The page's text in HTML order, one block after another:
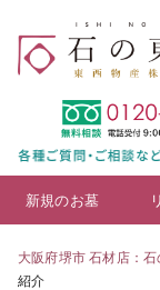
新規のお墓
大阪府堺市 石材店：
紹介